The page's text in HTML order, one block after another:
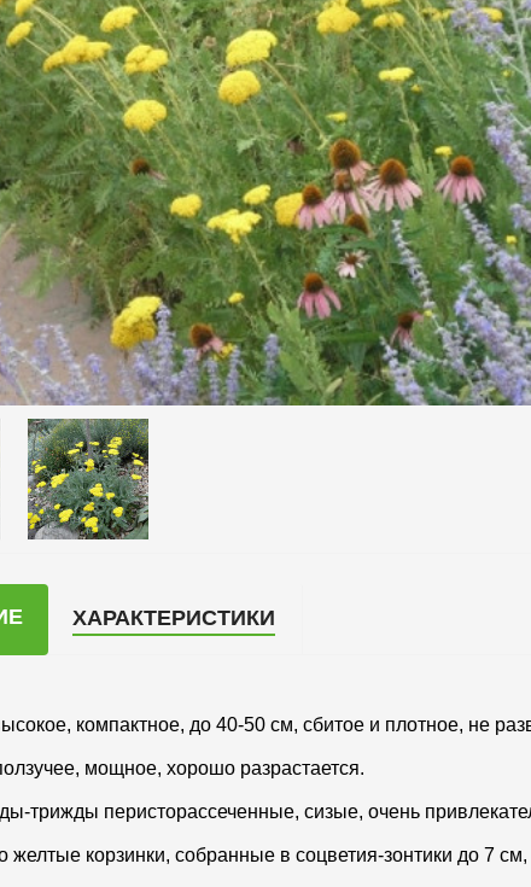
ХАРАКТЕРИСТИКИ
компактное, до 40-50 см, сбитое и плотное, не
мощное, хорошо разрастается.
трижды перисторассеченные, сизые, очень
желтые корзинки, собранные в соцветия-зонтики до 7